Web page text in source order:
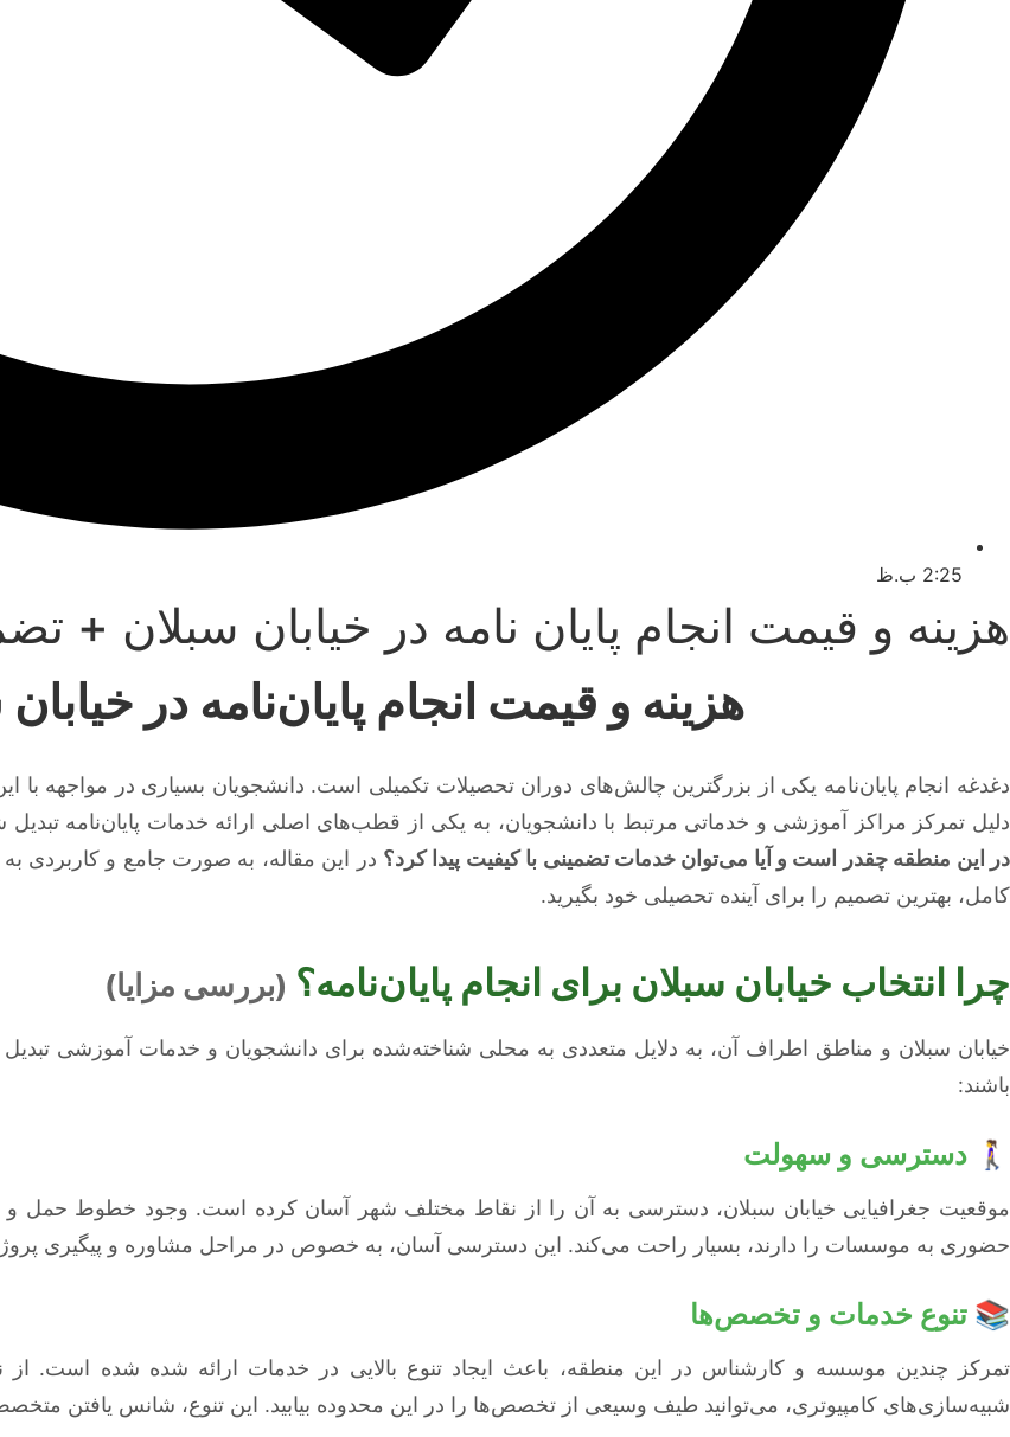
2:25 ب.ظ
هزینه و قیمت انجام پایان نامه در خیابان سبلان +
هزینه و قیمت انجام پایان‌نامه در
دغدغه انجام پایان‌نامه یکی از بزرگترین چالش‌های دوران تحصیلات تکمیلی است. دانشجویان بسیاری در مواجهه با
دلیل تمرکز مراکز آموزشی و خدماتی مرتبط با دانشجویان، به یکی از قطب‌های اصلی ارائه خدمات پایان‌نامه
در این منطقه چقدر است و آیا می‌توان خدمات تضمینی با کیفیت پیدا کرد؟ در این مقاله، به صورت جامع و کاربردی
کامل، بهترین تصمیم را برای آینده تحصیلی خود بگیرید.
چرا انتخاب خیابان سبلان برای انجام پایان‌نامه؟ (بررسی مزایا)
خیابان سبلان و مناطق اطراف آن، به دلایل متعددی به محلی شناخته‌شده برای دانشجویان و خدمات آموزشی
باشند:
🚶‍♀️ دسترسی و سهولت
موقعیت جغرافیایی خیابان سبلان، دسترسی به آن را از نقاط مختلف شهر آسان کرده است. وجود خطوط حمل
حضوری به موسسات را دارند، بسیار راحت می‌کند. این دسترسی آسان، به خصوص در مراحل مشاوره و پیگیری
📚 تنوع خدمات و تخصص‌ها
تمرکز چندین موسسه و کارشناس در این منطقه، باعث ایجاد تنوع بالایی در خدمات ارائه شده شده است.
شبیه‌سازی‌های کامپیوتری، می‌توانید طیف وسیعی از تخصص‌ها را در این محدوده بیابید. این تنوع، شانس یافتن